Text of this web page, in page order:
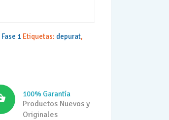
Fase 1 Etiquetas: depurat,
100% Garantía
Productos Nuevos y
Originales